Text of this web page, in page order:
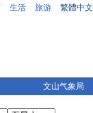
生活 旅游
繁體中文
文山气象局